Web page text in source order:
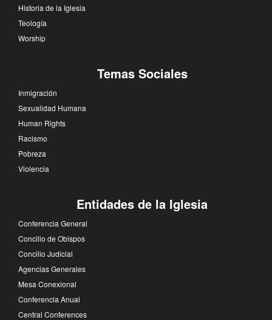
Historia de la Iglesia
Teología
Worship
Temas Sociales
Inmigración
Sexualidad Humana
Human Rights
Racismo
Pobreza
Violencia
Entidades de la Iglesia
Conferencia General
Concilio de Obispos
Concilio Judicial
Agencias Generales
Mesa Conexional
Conferencia Anual
Central Conferences